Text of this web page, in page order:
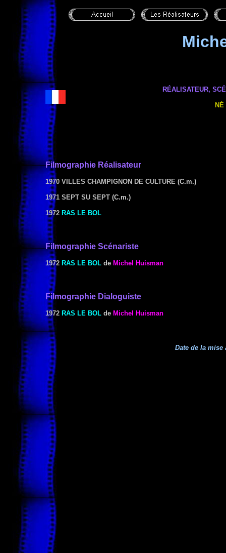
RÉALISATEUR,
NÉ
Filmographie Réalisateur
1970 VILLES CHAMPIGNON DE CULTURE (C.m.)
1971 SEPT SU SEPT (C.m.)
1972 RAS LE BOL
Filmographie Scénariste
1972 RAS LE BOL de Michel Huisman
Filmographie Dialoguiste
1972 RAS LE BOL de Michel Huisman
Date de la